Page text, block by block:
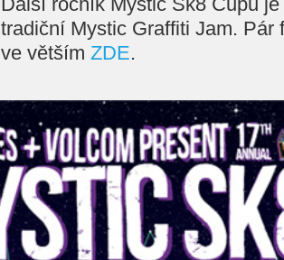
tradiční Mystic Graffiti Jam. Pár
ve větším ZDE.